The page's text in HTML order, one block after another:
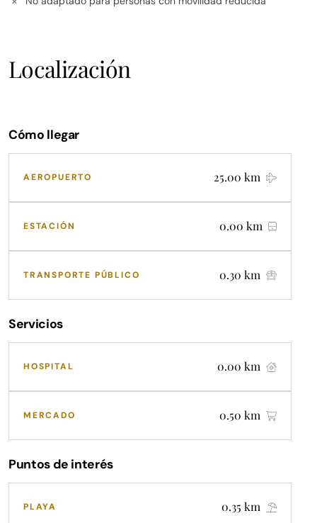
✕
Localización
Cómo llegar
AEROPUERTO 25.00 km
ESTACIÓN 0.00 km
TRANSPORTE PÚBLICO 0.30 km
Servicios
HOSPITAL 0.00 km
MERCADO 0.50 km
Puntos de interés
PLAYA 0.35 km